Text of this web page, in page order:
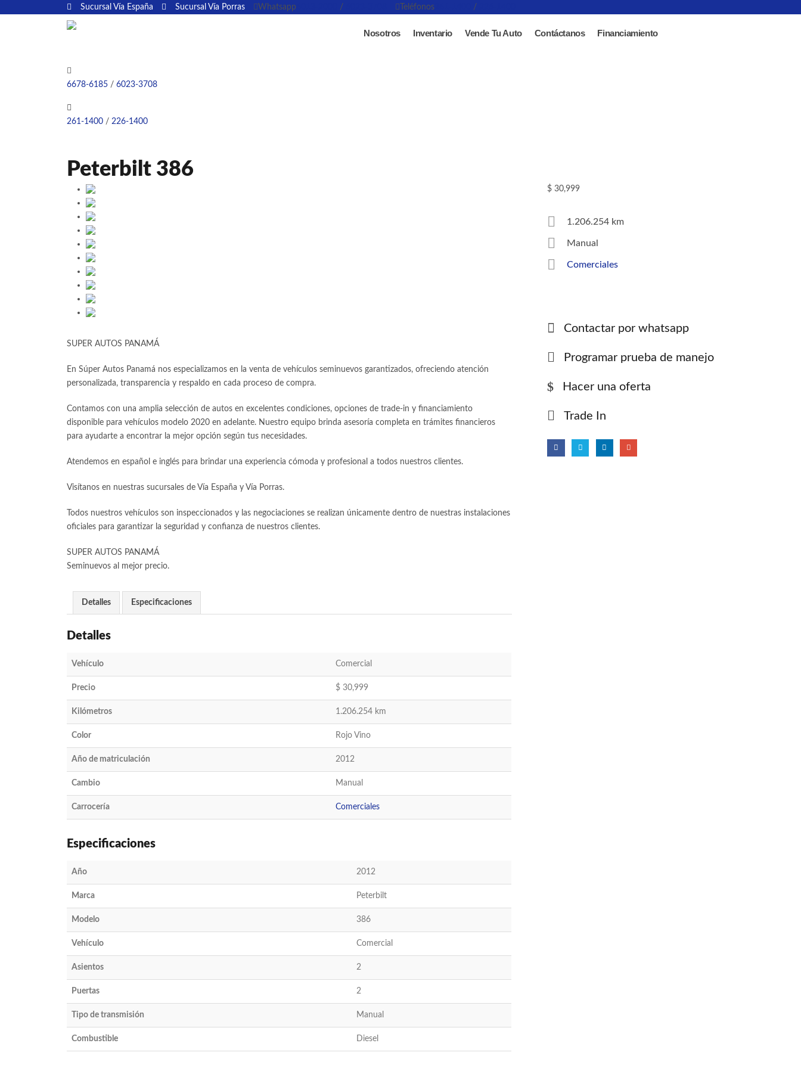
Sucursal Vía España Sucursal Vía Porras Whatsapp / Teléfonos /
Nosotros Inventario Vende Tu Auto Contáctanos Financiamiento
6678-6185 / 6023-3708
261-1400 / 226-1400
Peterbilt 386
SUPER AUTOS PANAMÁ
En Súper Autos Panamá nos especializamos en la venta de vehículos seminuevos garantizados, ofreciendo atención
personalizada, transparencia y respaldo en cada proceso de compra.
Contamos con una amplia selección de autos en excelentes condiciones, opciones de trade-in y financiamiento
disponible para vehículos modelo 2020 en adelante. Nuestro equipo brinda asesoría completa en trámites financieros
para ayudarte a encontrar la mejor opción según tus necesidades.
Atendemos en español e inglés para brindar una experiencia cómoda y profesional a todos nuestros clientes.
Visítanos en nuestras sucursales de Vía España y Vía Porras.
Todos nuestros vehículos son inspeccionados y las negociaciones se realizan únicamente dentro de nuestras instalaciones
oficiales para garantizar la seguridad y confianza de nuestros clientes.
SUPER AUTOS PANAMÁ
Seminuevos al mejor precio.
Detalles Especificaciones
Detalles
Vehículo Comercial
Precio $ 30,999
Kilómetros 1.206.254 km
Color Rojo Vino
Año de matriculación 2012
Cambio Manual
Carrocería Comerciales
Especificaciones
Año 2012
Marca Peterbilt
Modelo 386
Vehículo Comercial
Asientos 2
Puertas 2
Tipo de transmisión Manual
Combustible Diesel
$ 30,999
1.206.254 km
Manual
Comerciales
Contactar por whatsapp
Programar prueba de manejo
Hacer una oferta
Trade In